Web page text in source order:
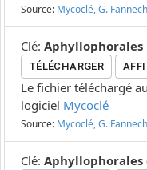
Source: Mycoclé, G.
Clé: Aphyllophorales
TÉLÉCHARGER
Le fichier téléchargé
logiciel Mycoclé
Source: Mycoclé, G.
Clé: Aphyllophorales